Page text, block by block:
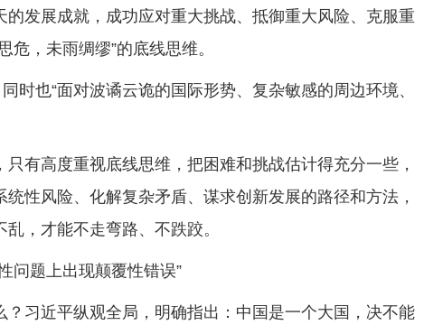
发展成就，成功应对重大挑战、抵御重大风险、克服重
危，未雨绸缪”的底线思维。
时也“面对波谲云诡的国际形势、复杂敏感的周边环境、
有高度重视底线思维，把困难和挑战估计得充分一些，
性风险、化解复杂矛盾、谋求创新发展的路径和方法，
，才能不走弯路、不跌跤。
问题上出现颠覆性错误”
习近平纵观全局，明确指出：中国是一个大国，决不能